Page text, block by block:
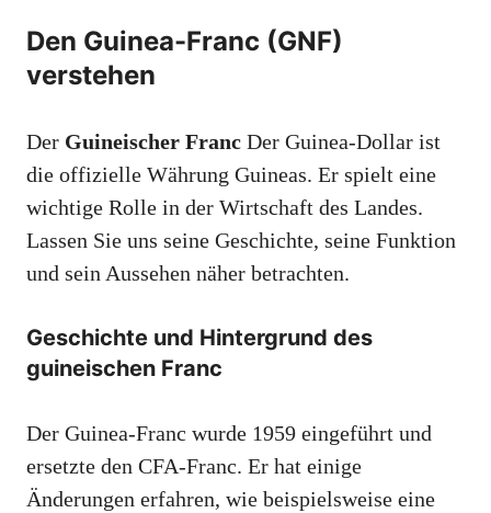
Den Guinea-Franc (GNF)
verstehen
Der Guineischer Franc Der Guinea-Dollar ist
die offizielle Währung Guineas. Er spielt eine
wichtige Rolle in der Wirtschaft des Landes.
Lassen Sie uns seine Geschichte, seine Funktion
und sein Aussehen näher betrachten.
Geschichte und Hintergrund des
guineischen Franc
Der Guinea-Franc wurde 1959 eingeführt und
ersetzte den CFA-Franc. Er hat einige
Änderungen erfahren, wie beispielsweise eine